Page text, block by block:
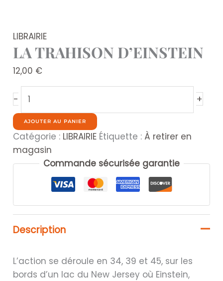
LIBRAIRIE
LA TRAHISON D’EINSTEIN
12,00 €
-
de
LA
TRAHISON
D'EINSTEIN
+
AJOUTER AU PANIER
Catégorie : LIBRAIRIE Étiquette : À retirer en
magasin
Commande sécurisée garantie
Description
L’action se déroule en 34, 39 et 45, sur les
bords d’un lac du New Jersey où Einstein,